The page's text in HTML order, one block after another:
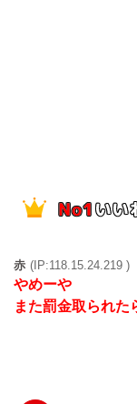
赤 (IP:118.15.24.219 )
やめーや
また罰金取られた